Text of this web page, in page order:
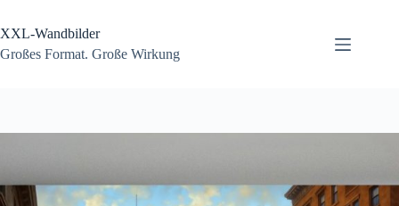
springen
XXL-Wandbilder
Großes Format. Große Wirkung